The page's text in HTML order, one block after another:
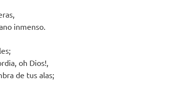
inmenso.
oh Dios!,
de tus alas;